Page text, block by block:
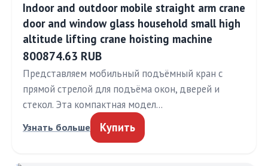
Indoor and outdoor mobile straight arm crane
door and window glass household small high
altitude lifting crane hoisting machine
800874.63 RUB
Представляем мобильный подъёмный кран с
прямой стрелой для подъёма окон, дверей и
стекол. Эта компактная модел…
Узнать больше Купить